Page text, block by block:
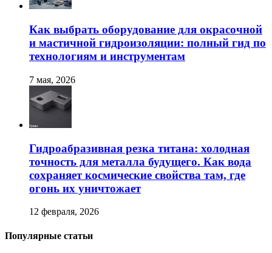
Как выбрать оборудование для окрасочной
и мастичной гидроизоляции: полный гид по
технологиям и инструментам
7 мая, 2026
Гидроабразивная резка титана: холодная
точность для металла будущего. Как вода
сохраняет космические свойства там, где
огонь их уничтожает
12 февраля, 2026
Популярные статьи